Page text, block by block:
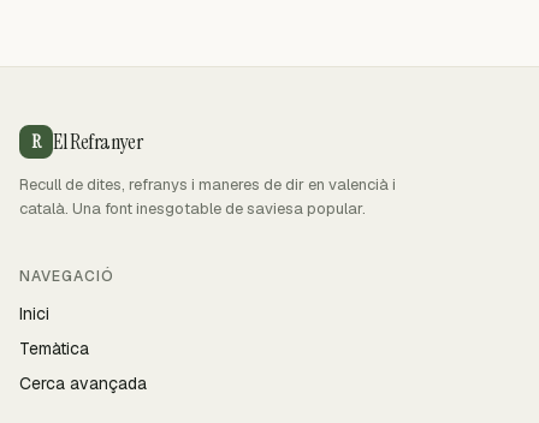
R El Refranyer
Recull de dites, refranys i maneres de dir en valencià i
català. Una font inesgotable de saviesa popular.
NAVEGACIÓ
Inici
Temàtica
Cerca avançada